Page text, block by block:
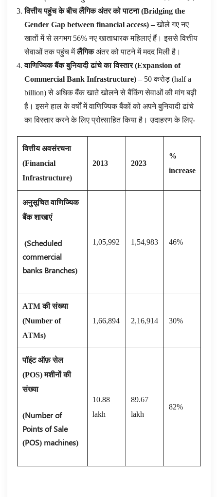
वित्तीय पहुंच के बीच लैंगिक अंतर को पाटना(Bridging the
Gender Gap between financial access) –खोले गए नए
खातों में से लगभग 56% नए खाताधारक महिलाएं हैं। इससे वित्तीय
सेवाओं तक पहुंच मेंलैंगिकअंतर को पाटने में मदद मिली है।
वाणिज्यिक बैंक बुनियादी ढांचे का विस्तार(Expansion of
Commercial Bank Infrastructure)–50 करोड़ (half a
billion) से अधिक बैंक खाते खोलने से बैंकिंग सेवाओं की मांग बढ़ी
है। इसने हाल के वर्षों में वाणिज्यिक बैंकों को अपने बुनियादी ढांचे
का विस्तार करने के लिए प्रोत्साहित किया है। उदाहरण के लिए-
वित्तीय अवसंरचना
(Financial
Infrastructure)
2013 2023
%
increase
अनुसूचित वाणिज्यिक
बैंक शाखाएं
(Scheduled
commercial
banks Branches)
1,05,992 1,54,983 46%
ATMकी संख्या
(Number of
ATMs)
1,66,894 2,16,914 30%
पॉइंट ऑफ़ सेल
(POS)मशीनों की
संख्या
(Number of
Points of Sale
(POS) machines)
10.88
lakh
89.67
lakh
82%